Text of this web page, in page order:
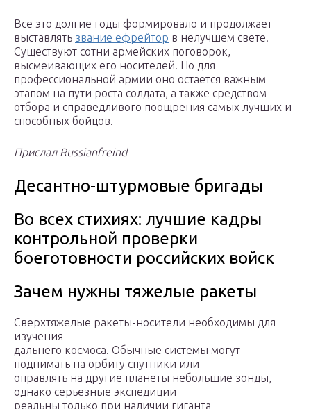
Все это долгие годы формировало и продолжает
выставлять звание ефрейтор в нелучшем свете.
Существуют сотни армейских поговорок,
высмеивающих его носителей. Но для
профессиональной армии оно остается важным
этапом на пути роста солдата, а также средством
отбора и справедливого поощрения самых лучших и
способных бойцов.
Прислал Russianfreind
Десантно-штурмовые бригады
Во всех стихиях: лучшие кадры
контрольной проверки
боеготовности российских войск
Зачем нужны тяжелые ракеты
Сверхтяжелые ракеты-носители необходимы для
изучения
дальнего космоса. Обычные системы могут
поднимать на орбиту спутники или
оправлять на другие планеты небольшие зонды,
однако серьезные экспедиции
реальны только при наличии гиганта